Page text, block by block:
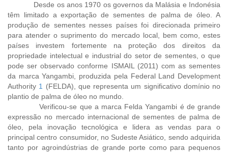
Desde os anos 1970 os governos da Malásia e Indonésia
têm limitado a exportação de sementes de palma de óleo. A
produção de sementes nesses países foi direcionada primeiro
para atender o suprimento do mercado local, bem como, estes
países investem fortemente na proteção dos direitos da
propriedade intelectual e industrial do setor de sementes, o que
pode ser observado conforme ISMAIL (2011) com as sementes
da marca Yangambi, produzida pela Federal Land Development
Authority 1
(FELDA), que representa um significativo domínio no
plantio de palma de óleo no mundo.
Verificou-se que a marca Felda Yangambi é de grande
expressão no mercado internacional de sementes de palma de
óleo, pela inovação tecnológica e lidera as vendas para o
principal centro consumidor, no Sudeste Asiático, sendo adquirida
tanto por agroindústrias de grande porte como para pequenos